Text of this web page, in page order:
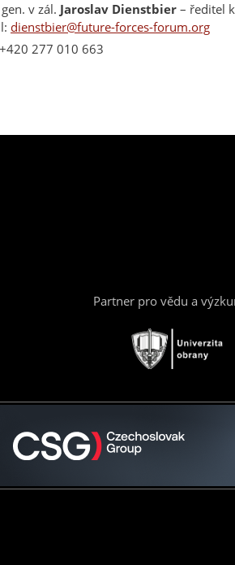
v zál. Jaroslav Dienstbier – ředitel
dienstbier@future-forces-forum.org
277 010 663
Partner pro vědu a